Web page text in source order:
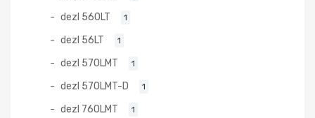
dezl 560LT 1
dezl 56LT 1
dezl 570LMT 1
dezl 570LMT-D 1
dezl 760LMT 1